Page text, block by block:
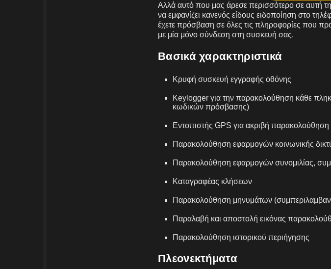
Αλλά αυτό που μας άρεσε περισσότερο σε αυτή
να εμφανίζει κανενός είδους ειδοποίηση στο
έχετε πρόσβαση σε όλες τις πληροφορίες που
με μία μόνο σύνδεση στη συσκευή σας.
Βασικά χαρακτηριστικά
Κρυφή συσκευή εγγραφής οθόνης
Keylogger για την παρακολούθηση κάθε
κωδικών πρόσβασης)
Εντοπιστής GPS για ακριβή παρακολούθηση
Παρακολούθηση εφαρμογών κοινωνικής
Παρακολούθηση εφαρμογών συνομιλίας,
Καταγραφέας κλήσεων
Παρακολούθηση μηνυμάτων
Παραλαβή και αποστολή εικόνας
Παρακολούθηση ιστορικού περιήγησης
Πλεονεκτήματα